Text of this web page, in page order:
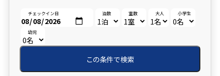
チェックイン日 泊数 室数 大人 小学生
幼児
この条件で検索